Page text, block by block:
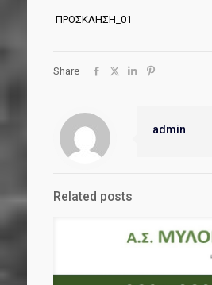
ΠΡΟΣΚΛΗΣΗ_01
Share
admin
Related posts